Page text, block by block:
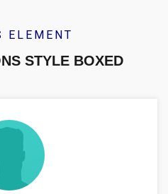
ELEMENT
STYLE BOXED